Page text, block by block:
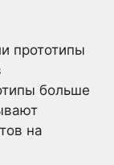
прототипы
больше
на